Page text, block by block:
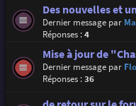
Des nouvelles et
Dernier message par
Réponses :4
Mise à jour de
Dernier message par
Réponses :36